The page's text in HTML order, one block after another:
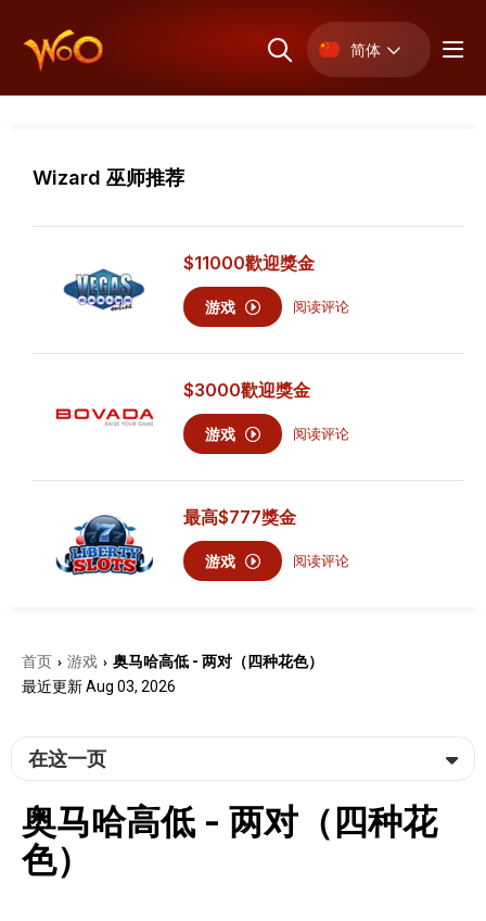
简体
Wizard 巫师推荐
$11000歡迎獎金
游戏 阅读评论
$3000歡迎獎金
游戏 阅读评论
最高$777獎金
游戏 阅读评论
首页 › 游戏 › 奥马哈高低 - 两对（四种花色）
最近更新 Aug 03, 2026
在这一页
奥马哈高低 - 两对（四种花
色）